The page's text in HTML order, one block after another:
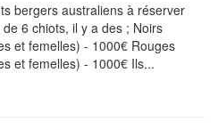
bergers australiens à réserver
6 chiots, il y a des ; Noirs
et femelles) - 1000€ Rouges
et femelles) - 1000€ Ils...